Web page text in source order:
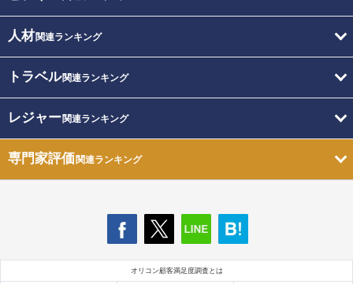
人材関連ランキング
トラベル関連ランキング
レジャー関連ランキング
専門家評価関連ランキング
オリコン顧客満足度調査とは